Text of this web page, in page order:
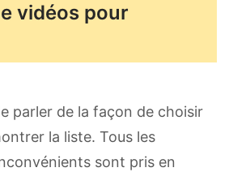
vidéos pour
parler de la façon de choisir
la liste. Tous les
sont pris en